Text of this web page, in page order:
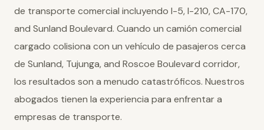
de transporte comercial incluyendo I-5, I-210, CA-170,
and Sunland Boulevard. Cuando un camión comercial
cargado colisiona con un vehículo de pasajeros cerca
de Sunland, Tujunga, and Roscoe Boulevard corridor,
los resultados son a menudo catastróficos. Nuestros
abogados tienen la experiencia para enfrentar a
empresas de transporte.